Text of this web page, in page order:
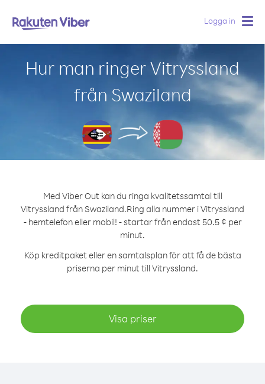
Logga in
Hur man ringer Vitryssland
från Swaziland
Med Viber Out kan du ringa kvalitetssamtal till
Vitryssland från Swaziland.Ring alla nummer i Vitryssland
- hemtelefon eller mobil! - startar från endast 50.5 ¢ per
minut.
Köp kreditpaket eller en samtalsplan för att få de bästa
priserna per minut till Vitryssland.
Visa priser